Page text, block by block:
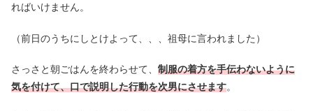
ればいけません。
（前日のうちにしとけよって、、、祖母に言われました）
さっさと朝ごはんを終わらせて、 制服の着方を手伝わないように
気を付けて、口で説明した行動を次男にさせます。